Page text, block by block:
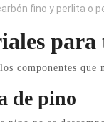
fino y perlita o
para
componentes que
de pino